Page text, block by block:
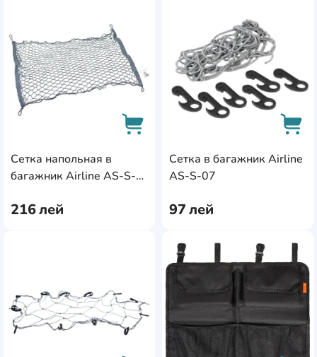
Сетка напольная в
багажник Airline AS-S-
216лей
AddCardToCart
Сетка в багажник Airline
AS-S-07
97лей
AddCardToFavourite